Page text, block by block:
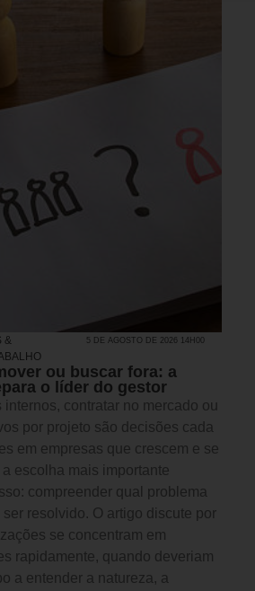
&
5 DE AGOSTO DE 2026 14H00
ou buscar fora: a
o líder do gestor
contratar no mercado ou
por projeto são decisões cada
em empresas que crescem e se
escolha mais importante
compreender qual problema
resolvido. O artigo discute por
se concentram em
rapidamente, quando deveriam
a entender a natureza, a